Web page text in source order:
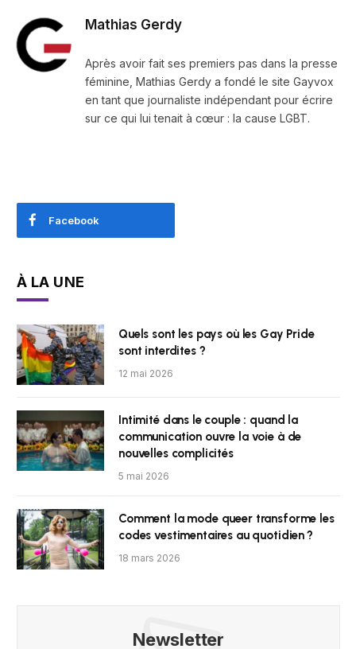
Mathias Gerdy
Après avoir fait ses premiers pas dans la presse
féminine, Mathias Gerdy a fondé le site Gayvox
en tant que journaliste indépendant pour écrire
sur ce qui lui tenait à cœur : la cause LGBT.
Facebook
À LA UNE
Quels sont les pays où les Gay Pride
sont interdites ?
12 mai 2026
Intimité dans le couple : quand la
communication ouvre la voie à de
nouvelles complicités
5 mai 2026
Comment la mode queer transforme les
codes vestimentaires au quotidien ?
18 mars 2026
Newsletter